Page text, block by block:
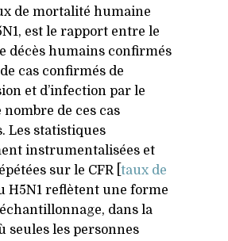
de mortalité humaine
, est le rapport entre le
décès humains confirmés
cas confirmés de
et d’infection par le
nombre de ces cas
Les statistiques
instrumentalisées et
sur le CFR taux de
H5N1 reflètent une forme
dans la
seules les personnes